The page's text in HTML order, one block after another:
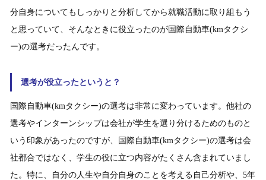
分自身についてもしっかりと分析してから就職活動に取り組もう
と思っていて、そんなときに役立ったのが国際自動車(kmタクシ
ー)の選考だったんです。
選考が役立ったというと？
国際自動車(kmタクシー)の選考は非常に変わっています。他社の
選考やインターンシップは会社が学生を選り分けるためのものと
いう印象があったのですが、国際自動車(kmタクシー)の選考は会
社都合ではなく、学生の役に立つ内容がたくさん含まれていまし
た。特に、自分の人生や自分自身のことを考える自己分析や、5年